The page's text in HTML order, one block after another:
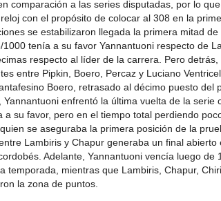
comparación a las series disputadas, por lo
con el propósito de colocar al 308 en la
se estabilizaron llegada la primera mitad
1000 tenía a su favor Yannantuoni respecto de
respecto al líder de la carrera. Pero
entre Pipkin, Boero, Percaz y Luciano
Boero, retrasado al décimo puesto del
Yannantuoni enfrentó la última vuelta de la serie
a su favor, pero en el tiempo total perdiendo
se aseguraba la primera posición de la
Lambiris y Chapur generaba un final
Adelante, Yannantuoni vencía luego de
temporada, mientras que Lambiris, Chapur,
la zona de puntos.